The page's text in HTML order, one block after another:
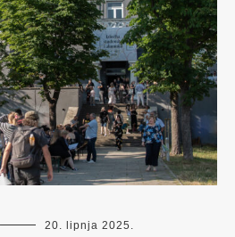
20. lipnja 2025.